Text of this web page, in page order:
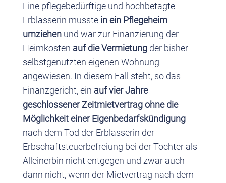
Eine pflegebedürftige und hochbetagte
Erblasserin musste in ein Pflegeheim
umziehenund war zur Finanzierung der
Heimkosten auf die Vermietungder bisher
selbstgenutzten eigenen Wohnung
angewiesen. In diesem Fall steht, so das
Finanzgericht, ein auf vier Jahre
geschlossener Zeitmietvertrag ohne die
Möglichkeit einer Eigenbedarfskündigung
nach dem Tod der Erblasserin der
Erbschaftsteuerbefreiung bei der Tochter als
Alleinerbin nicht entgegen und zwar auch
dann nicht, wenn der Mietvertrag nach dem